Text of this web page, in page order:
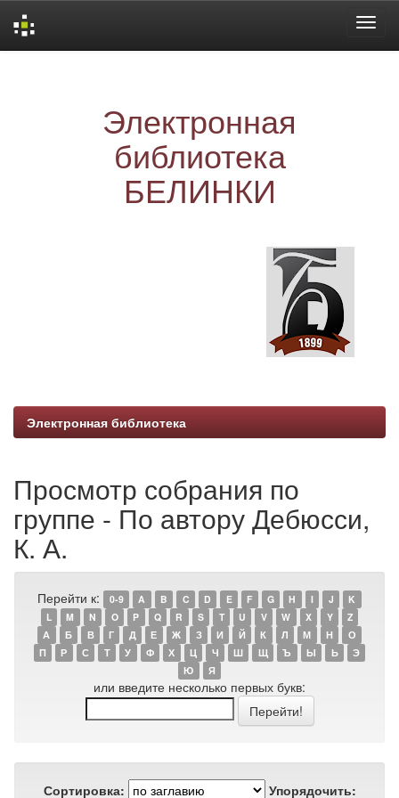
Электронная
библиотека
БЕЛИНКИ
Электронная библиотека
Просмотр собрания по
группе - По автору Дебюсси,
К. А.
Перейти к: 0-9 A B C D E F G H I J
K
L
M N O P Q R S T U V W X Y
Z
А
Б В Г Д Е Ж З И Й К Л М Н
О
П
Р С Т У Ф Х Ц Ч Ш Щ Ъ Ы Ь
Э
Ю
Я
или введите несколько первых букв:
Сортировка: Упорядочить: